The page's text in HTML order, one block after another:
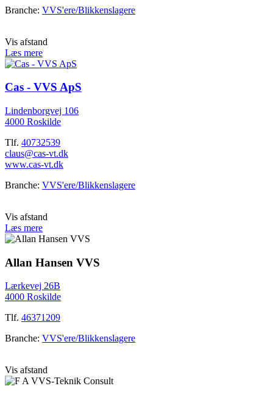
Branche: VVS'ere/Blikkenslagere
Vis afstand
Læs mere
Cas - VVS ApS
Lindenborgvej 106
4000 Roskilde
Tlf. 40732539
claus@cas-vt.dk
www.cas-vt.dk
Branche: VVS'ere/Blikkenslagere
Vis afstand
Læs mere
Allan Hansen VVS
Lærkevej 26B
4000 Roskilde
Tlf. 46371209
Branche: VVS'ere/Blikkenslagere
Vis afstand